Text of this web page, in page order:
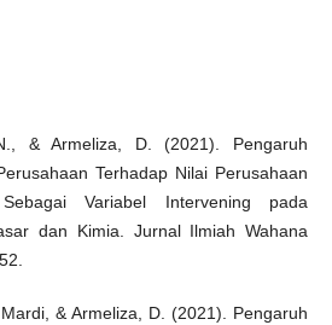
& Armeliza, D. (2021). Pengaruh
Terhadap Nilai Perusahaan
Variabel Intervening pada
dan Kimia. Jurnal Ilmiah Wahana
& Armeliza, D. (2021). Pengaruh